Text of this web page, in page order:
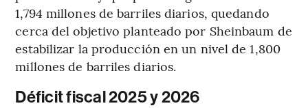
1,794 millones de barriles diarios, quedando
cerca del objetivo planteado por Sheinbaum de
estabilizar la producción en un nivel de 1,800
millones de barriles diarios.
Déficit fiscal 2025 y 2026